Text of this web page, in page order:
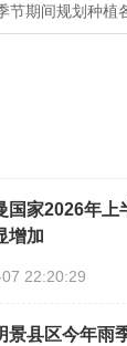
间规划种植各
国家2026年上
增加
22:20:29
景县区今年雨